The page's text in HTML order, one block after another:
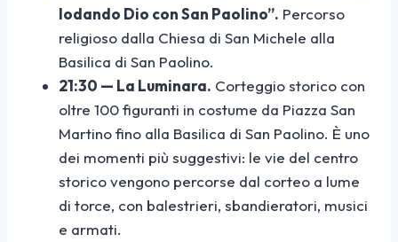
lodando Dio con San Paolino”. Percorso
religioso dalla Chiesa di San Michele alla
Basilica di San Paolino.
21:30 — La Luminara. Corteggio storico con
oltre 100 figuranti in costume da Piazza San
Martino fino alla Basilica di San Paolino. È uno
dei momenti più suggestivi: le vie del centro
storico vengono percorse dal corteo a lume
di torce, con balestrieri, sbandieratori, musici
e armati.